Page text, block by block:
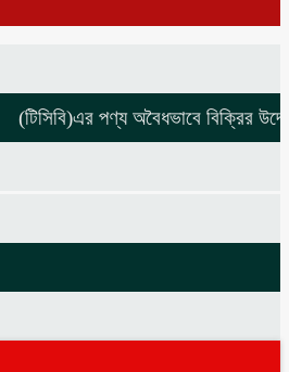
(টিসিবি)এর পণ্য অবৈধভাবে বিক্রির